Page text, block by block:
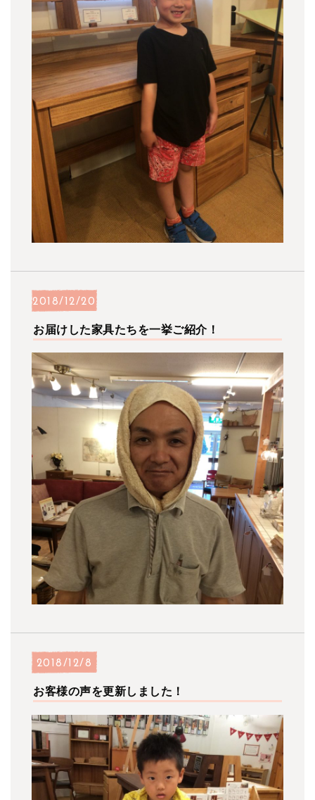
2018/12/20
お届けした家具たちを一挙ご紹介！
2018/12/8
お客様の声を更新しました！